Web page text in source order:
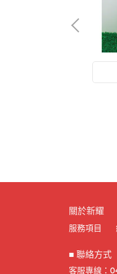
附
關於新耀
服務項目
■ 聯絡方式
客服專線：